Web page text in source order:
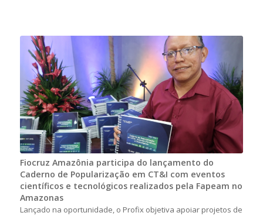
Fiocruz Amazônia participa do lançamento do
Caderno de Popularização em CT&I com eventos
científicos e tecnológicos realizados pela Fapeam no
Amazonas
Lançado na oportunidade, o Profix objetiva apoiar projetos de